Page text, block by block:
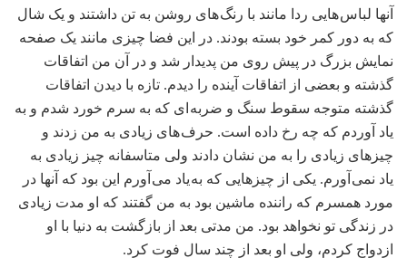
آنها لباس هایی ردا مانند با رنگ های روشن به تن داشتند و یک شال
که به دور کمر خود بسته بودند. در این فضا چیزی مانند یک صفحه
نمایش بزرگ در پیش روی من پدیدار شد و در آن من اتفاقات
گذشته و بعضی از اتفاقات آینده را دیدم. تازه با دیدن اتفاقات
گذشته متوجه سقوط سنگ و ضربه ای که به سرم خورد شدم و به
یاد آوردم که چه رخ داده است. حرف های زیادی به من زدند و
چیزهای زیادی را به من نشان دادند ولی متاسفانه چیز زیادی به
یاد نمی آورم. یکی از چیزهایی که به یاد می آورم این بود که آنها در
مورد همسرم که راننده ماشین بود به من گفتند که او مدت زیادی
در زندگی تو نخواهد بود. من مدتی بعد از بازگشت به دنیا با او
ازدواج کردم، ولی او بعد از چند سال فوت کرد.